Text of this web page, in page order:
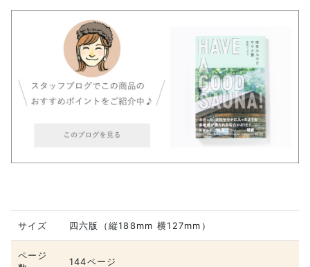
サイズ 四六版（縦188mm 横127mm）
ページ
144ページ